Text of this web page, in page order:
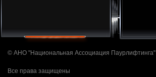
© АНО "Национальная Ассоциация Паурлифтинга"
Все права защищены